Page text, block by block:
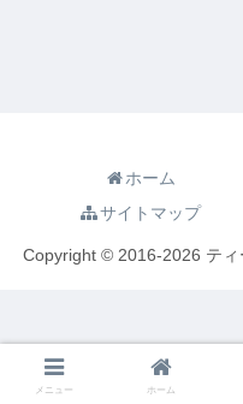
ホーム
サイトマップ
Copyright © 2016-2026 ティ
メニュー ホーム